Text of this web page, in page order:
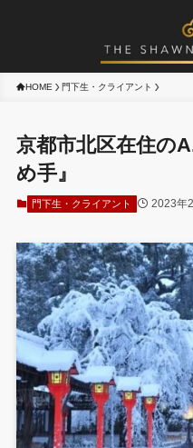
HOME 門下生・クライアント
京都市北区在住の
め手』
門下生・クライアント 2023年